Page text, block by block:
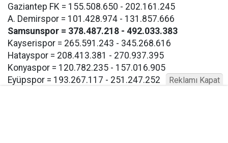
Gaziantep FK = 155.508.650 - 202.161.245
A. Demirspor = 101.428.974 - 131.857.666
Samsunspor = 378.487.218 - 492.033.383
Kayserispor = 265.591.243 - 345.268.616
Hatayspor = 208.413.381 - 270.937.395
Konyaspor = 120.782.235 - 157.016.905
Eyüpspor = 193.267.117 - 251.247.252
Reklamı Kapat